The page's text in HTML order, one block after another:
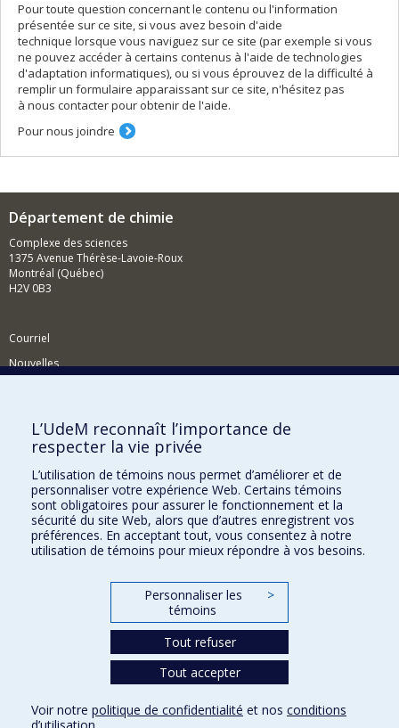
Pour toute question concernant le contenu ou l'information
présentée sur ce site, si vous avez besoin d'aide
technique lorsque vous naviguez sur ce site (par exemple si vous
ne pouvez accéder à certains contenus à l'aide de technologies
d'adaptation informatiques), ou si vous éprouvez de la difficulté à
remplir un formulaire apparaissant sur ce site, n'hésitez pas
à nous contacter pour obtenir de l'aide.
Pour nous joindre
Département de chimie
Complexe des sciences
1375 Avenue Thérèse-Lavoie-Roux
Montréal (Québec)
H2V 0B3
Courriel
Nouvelles
Comment soutenir le Département?
BESOIN D'AIDE?
Plan du site
Signaler une erreur
Accessibilité
FACULTÉ DES ARTS ET DES SCIENCES
Nos départements et écoles
Conditions d’utilisation
L’UdeM reconnaît l’importance de
respecter la vie privée
L’utilisation de témoins nous permet d’améliorer et de
personnaliser votre expérience Web. Certains témoins
sont obligatoires pour assurer le fonctionnement et la
sécurité du site Web, alors que d’autres enregistrent vos
préférences. En acceptant tout, vous consentez à notre
utilisation de témoins pour mieux répondre à vos besoins.
Personnaliser les
témoins
>
Tout refuser
Tout accepter
Voir notre politique de confidentialité et nos conditions